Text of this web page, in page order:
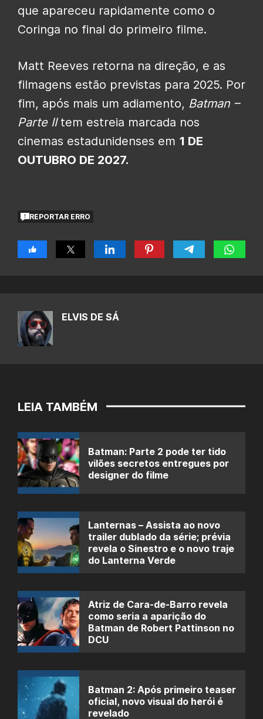
que apareceu rapidamente como o
Coringa no final do primeiro filme.
Matt Reeves retorna na direção, e as
filmagens estão previstas para 2025. Por
fim, após mais um adiamento, Batman –
Parte IItem estreia marcada nos
cinemas estadunidenses em 1 DE
OUTUBRO DE 2027.
REPORTAR ERRO
ELVIS DE SÁ
LEIA TAMBÉM
Batman: Parte 2 pode ter tido
vilões secretos entregues por
designer do filme
Lanternas – Assista ao novo
trailer dublado da série; prévia
revela o Sinestro e o novo traje
do Lanterna Verde
Atriz de Cara-de-Barro revela
como seria a aparição do
Batman de Robert Pattinson no
DCU
Batman 2: Após primeiro teaser
oficial, novo visual do herói é
revelado